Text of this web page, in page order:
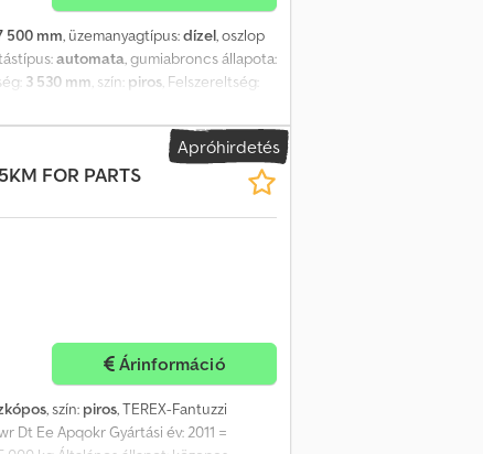
500 mm, üzemanyagtípus:dízel, oszlop
automata, gumiabroncs állapota:
3 530 mm, szín: piros, Felszereltség:
= - Rádió - Szerszámdoboz -
1990 Műszaki információk Hengerek
fogaskerekek, Automatikus Motor
Végsebesség: 28 km/h Bruttó tömeg:
Apróhirdetés
FOR PARTS
Árinformáció
, szín: piros, TEREX-Fantuzzi
Ee Apqokr Gyártási év: 2011 =